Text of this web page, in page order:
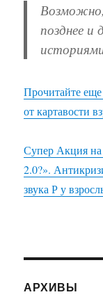
позднее и
Прочитайте
от картавости
Супер Акция на
2.0?».
звука Р у
АРХИВЫ